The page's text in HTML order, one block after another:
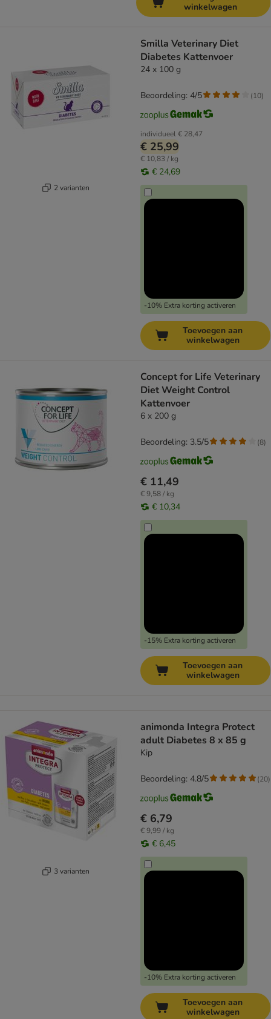
winkelwagen
2 varianten
Smilla Veterinary Diet
Diabetes Kattenvoer
24 x 100 g
individueel€ 28,47
€ 25,99
€ 10,83 / kg
€ 24,69
-10% Extra korting activeren
Beoordeling: 4/5 (10)
Toevoegen aan
winkelwagen
Concept for Life Veterinary
Diet Weight Control
Kattenvoer
6 x 200 g
€ 11,49
€ 9,58 / kg
€ 10,34
-15% Extra korting activeren
Beoordeling: 3.5/5 (8)
Toevoegen aan
winkelwagen
3 varianten
animonda Integra Protect
adult Diabetes 8 x 85 g
Kip
€ 6,79
€ 9,99 / kg
€ 6,45
-10% Extra korting activeren
Beoordeling: 4.8/5 (20)
Toevoegen aan
winkelwagen